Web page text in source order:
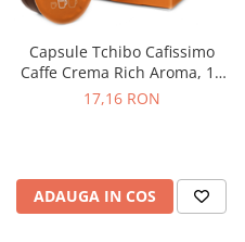
Capsule Tchibo Cafissimo
Caffe Crema Rich Aroma, 10
buc
17,16 RON
ADAUGA IN COS